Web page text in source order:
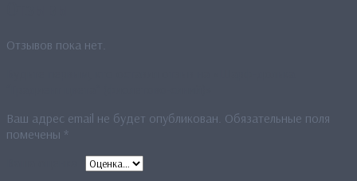
Отзывов пока нет.
Ваш адрес email не будет опубликован. Обязательные поля
помечены *